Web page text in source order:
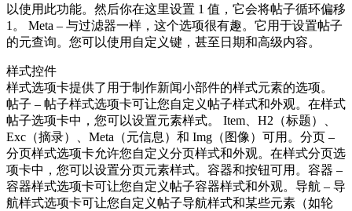
以使用此功能。然后你在这里设置 1 值，它会将帖子循环偏移
1。 Meta – 与过滤器一样，这个选项很有趣。它用于设置帖子
的元查询。您可以使用自定义键，甚至日期和高级内容。
样式控件
样式选项卡提供了用于制作新闻小部件的样式元素的选项。
帖子 – 帖子样式选项卡可让您自定义帖子样式和外观。在样式
帖子选项卡中，您可以设置元素样式。 Item、H2（标题）、
Exc（摘录）、Meta（元信息）和 Img（图像）可用。分页 –
分页样式选项卡允许您自定义分页样式和外观。在样式分页选
项卡中，您可以设置分页元素样式。容器和按钮可用。容器 –
容器样式选项卡可让您自定义帖子容器样式和外观。导航 – 导
航样式选项卡可让您自定义帖子导航样式和某些元素（如轮